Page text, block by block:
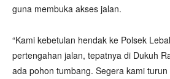
guna membuka akses jalan.
“Kami kebetulan hendak ke Polsek
pertengahan jalan, tepatnya di Dukuh
ada pohon tumbang. Segera kami